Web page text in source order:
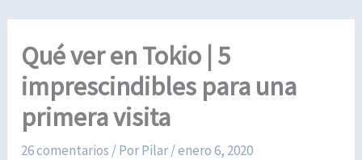
Qué ver en Tokio | 5
imprescindibles para una
primera visita
26 comentarios / PorPilar/enero 6, 2020